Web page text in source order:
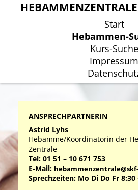
Start
Hebammen-
Kurs-Suche
Impressum
Start
Hebammen-
Kurs-Suche
Impressum
ANSPRECHPARTNERIN
Astrid Lyhs
Hebamme/Koordinatorin der
Zentrale
Tel: 01 51 – 10 671 753
E-Mail:
Sprechzeiten: Mo Di Do Fr 8:30